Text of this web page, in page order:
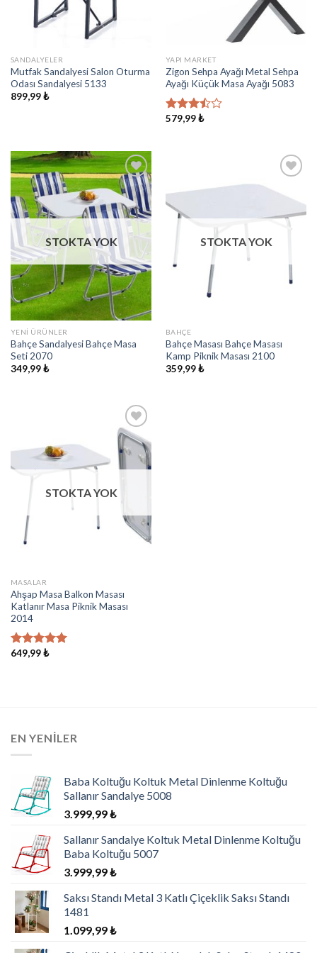
SANDALYELER
Mutfak Sandalyesi Salon Oturma
Odası Sandalyesi 5133
899,99₺
YAPI MARKET
Zigon Sehpa Ayağı Metal Sehpa
Ayağı Küçük Masa Ayağı 5083
5
579,99₺
İstek
Listeme
Ekle
STOKTA YOK
YENI ÜRÜNLER
Bahçe Sandalyesi Bahçe Masa
Seti 2070
349,99₺
Listeme
STOKTA YOK
BAHÇE
Bahçe Masası Bahçe Masası
Kamp Piknik Masası 2100
359,99₺
İstek
Listeme
Ekle
STOKTA YOK
MASALAR
Ahşap Masa Balkon Masası
Katlanır Masa Piknik Masası
2014
5 üzerinden
649,99₺
EN YENILER
Baba Koltuğu Koltuk Metal Dinlenme Koltuğu
Sallanır Sandalye 5008
3.999,99₺
Sallanır Sandalye Koltuk Metal Dinlenme Koltuğu
Baba Koltuğu 5007
3.999,99₺
Saksı Standı Metal 3 Katlı Çiçeklik Saksı Standı
1481
1.099,99₺